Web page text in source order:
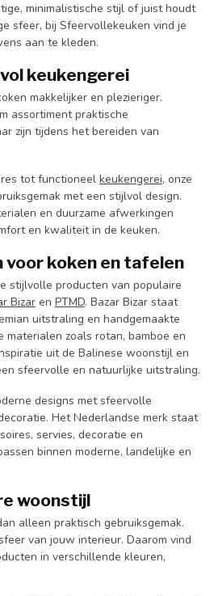
minimalistische stijl of juist houdt
sfeer, bij Sfeervollekeuken vind je
aan te kleden.
keukengerei
makkelijker en plezieriger.
assortiment praktische
zijn tijdens het bereiden van
tot functioneel keukengerei, onze
met een stijlvol design.
en duurzame afwerkingen
en kwaliteit in de keuken.
voor koken en tafelen
stijlvolle producten van populaire
Bizar en PTMD. Bazar Bizar staat
uitstraling en handgemaakte
materialen zoals rotan, bamboe en
uit de Balinese woonstijl en
sfeervolle en natuurlijke uitstraling.
designs met sfeervolle
Het Nederlandse merk staat
servies, decoratie en
binnen moderne, landelijke en
woonstijl
alleen praktisch gebruiksgemak.
van jouw interieur. Daarom vind
in verschillende kleuren,